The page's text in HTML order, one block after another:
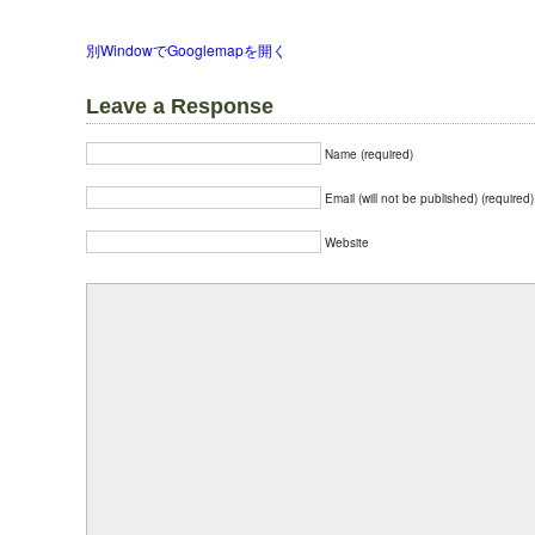
別WindowでGooglemapを開く
Leave a Response
Name (required)
Email (will not be published) (required)
Website